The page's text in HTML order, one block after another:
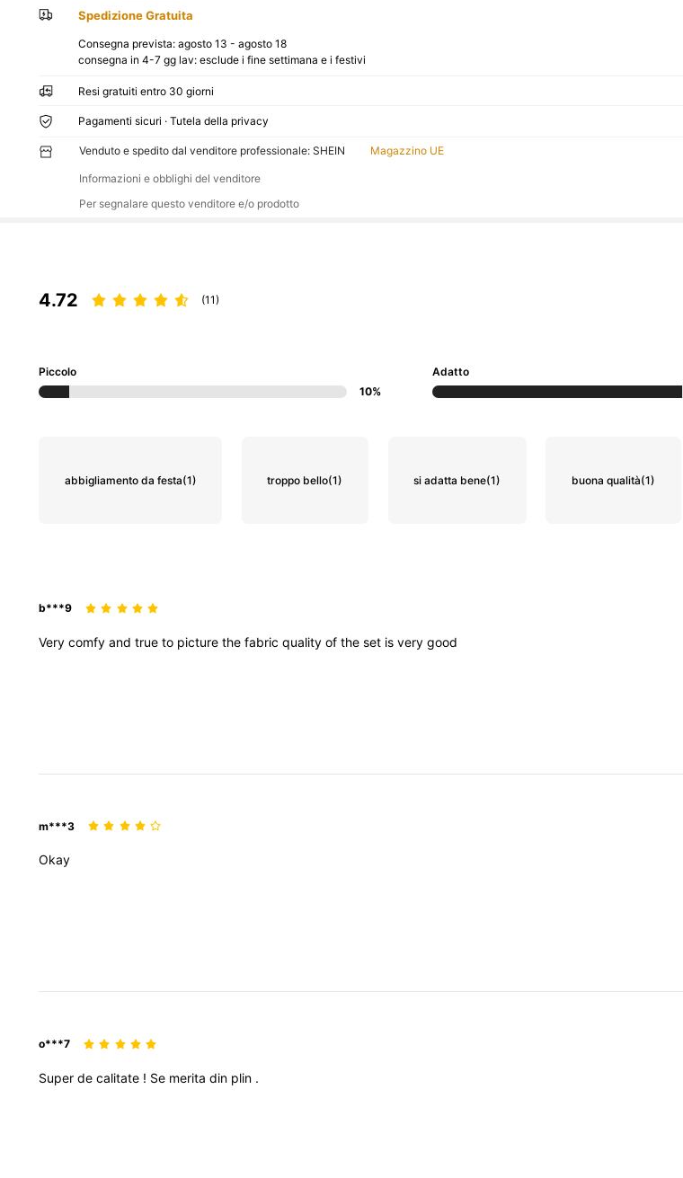
Spedizione Gratuita
Consegna prevista:agosto 13 - agosto 18
consegna in 4-7 gg lav: esclude i fine settimana e i festivi
Resi gratuiti entro 30 giorni
Pagamenti sicuri · Tutela della privacy
Venduto e spedito dal venditore professionale: SHEIN Magazzino UE
Informazioni e obblighi del venditore
Per segnalare questo venditore e/o prodotto
4.72 (11)
Piccolo
10%
Adatto
abbigliamento da festa(1) troppo bello(1) si adatta bene(1) buona qualità(1)
b***9
Very comfy and true to picture the fabric quality of the set is very good
m***3
Okay
o***7
Super de calitate ! Se merita din plin .